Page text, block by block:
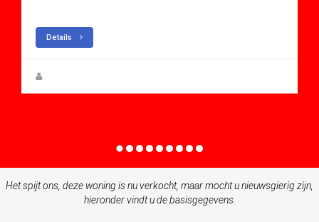
Details
Het spijt ons, deze woning is nu verkocht, maar mocht u nieuwsgierig zijn,
hieronder vindt u de basisgegevens.